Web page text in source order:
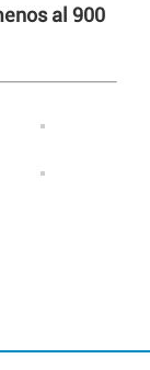
al 900